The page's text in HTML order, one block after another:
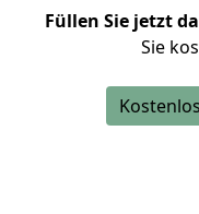
Füllen Sie jetzt
Sie